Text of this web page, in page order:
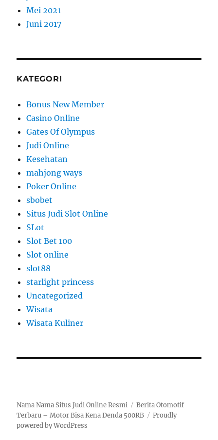
Mei 2021
Juni 2017
KATEGORI
Bonus New Member
Casino Online
Gates Of Olympus
Judi Online
Kesehatan
mahjong ways
Poker Online
sbobet
Situs Judi Slot Online
SLot
Slot Bet 100
Slot online
slot88
starlight princess
Uncategorized
Wisata
Wisata Kuliner
Nama Nama Situs Judi Online Resmi
Berita Otomotif
Terbaru – Motor Bisa Kena Denda 500RB
Proudly
powered by WordPress